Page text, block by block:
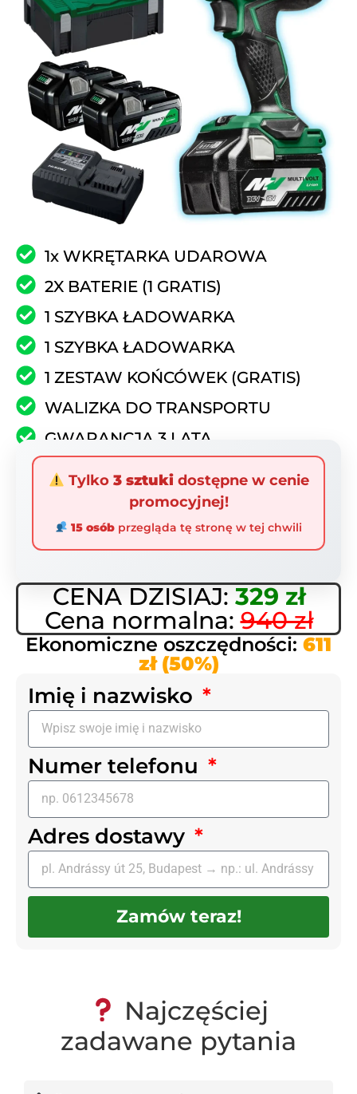
1x WKRĘTARKA UDAROWA
2X BATERIE (1 GRATIS)
1 SZYBKA ŁADOWARKA
1 SZYBKA ŁADOWARKA
1 ZESTAW KOŃCÓWEK (GRATIS)
WALIZKA DO TRANSPORTU
GWARANCJA 3 LATA
INSTRUKCJA OBSŁUGI
Tylko 3 sztukidostępne w cenie
promocyjnej!
15 osóbprzegląda tę stronę w tej chwili
CENA DZISIAJ: 329 zł
Cena normalna:940 zł
Ekonomiczne oszczędności: 611
zł (50%)
Imię i nazwisko
Numer telefonu
Adres dostawy
Zamów teraz!
Najczęściej
zadawane pytania